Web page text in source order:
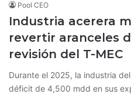
Pool CEO
Industria acerera
revertir aranceles
revisión del T-MEC
Durante el 2025, la industria
déficit de 4,500 mdd en sus